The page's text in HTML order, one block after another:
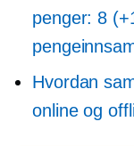
penger: 8
Hvordan
online og